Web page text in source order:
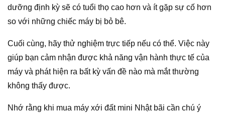
dưỡng định kỳ sẽ có tuổi thọ cao hơn và ít gặp sự cố hơn
so với những chiếc máy bị bỏ bê.
Cuối cùng, hãy thử nghiệm trực tiếp nếu có thể. Việc này
giúp bạn cảm nhận được khả năng vận hành thực tế của
máy và phát hiện ra bất kỳ vấn đề nào mà mắt thường
không thấy được.
Nhớ rằng khi mua máy xới đất mini Nhật bãi cần chú ý